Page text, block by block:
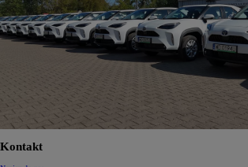
Kontakt